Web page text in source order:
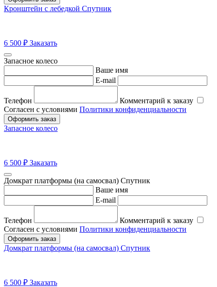
Кронштейн с лебедкой Спутник
6 500 ₽ Заказать
Запасное колесо
Ваше имя
E-mail
Телефон
Комментарий к заказу
Согласен с условиями Политики конфиденциальности
Оформить заказ
Запасное колесо
6 500 ₽ Заказать
Домкрат платформы (на самосвал) Спутник
Ваше имя
E-mail
Телефон
Комментарий к заказу
Согласен с условиями Политики конфиденциальности
Оформить заказ
Домкрат платформы (на самосвал) Спутник
6 500 ₽ Заказать